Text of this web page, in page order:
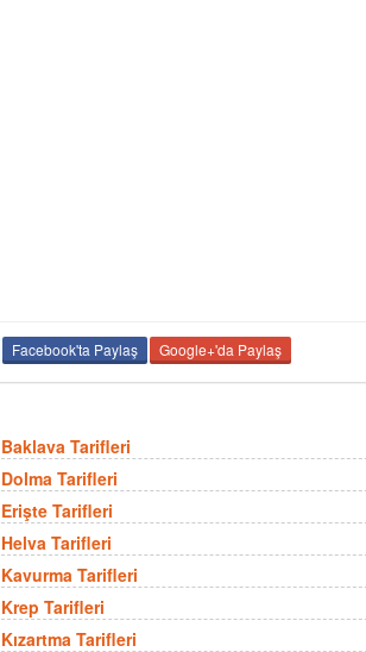
Facebook'ta Paylaş Google+'da Paylaş
Baklava Tarifleri
Dolma Tarifleri
Erişte Tarifleri
Helva Tarifleri
Kavurma Tarifleri
Krep Tarifleri
Kızartma Tarifleri